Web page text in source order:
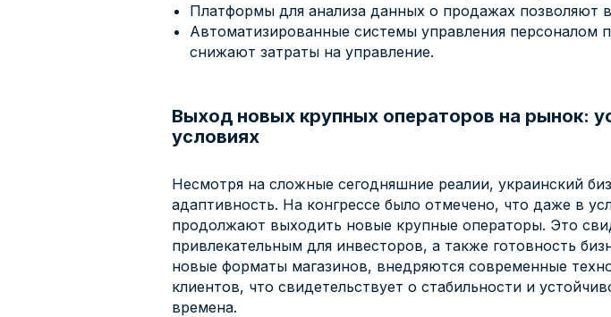
Платформы для анализа данных о продажах позволяют
Автоматизированные системы управления
снижают затраты на управление.
Выход новых крупных операторов на рынок:
условиях
Несмотря на сложные сегодняшние реалии, украинский
адаптивность. На конгрессе было отмечено, что даже в
продолжают выходить новые крупные операторы. Это
привлекательным для инвесторов, а также готовность
новые форматы магазинов, внедряются современные
клиентов, что свидетельствует о стабильности и
времена.